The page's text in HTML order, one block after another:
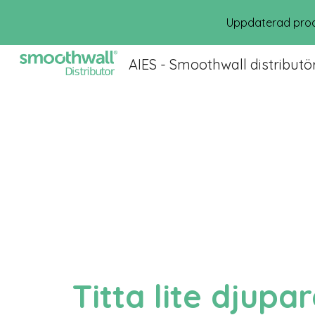
Uppdaterad
AIES - Smoothwall
Titta lite